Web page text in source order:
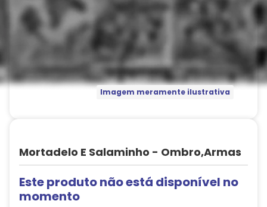
Imagem meramente ilustrativa
Mortadelo E Salaminho - Ombro,Armas
Este produto não está disponível no
momento